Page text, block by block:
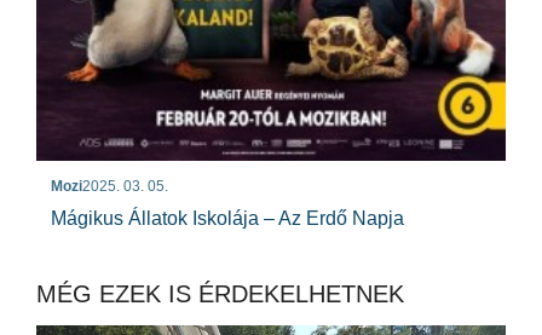
Mozi2025. 03. 05.
Mágikus Állatok Iskolája – Az Erdő Napja
MÉG EZEK IS ÉRDEKELHETNEK